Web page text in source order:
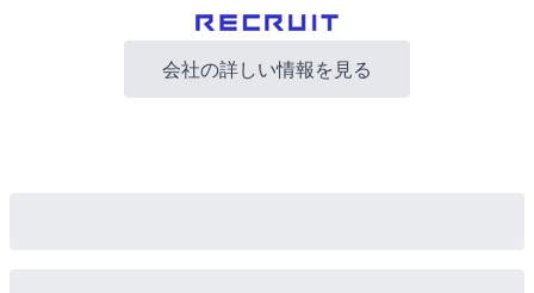
会社の詳しい情報を見る